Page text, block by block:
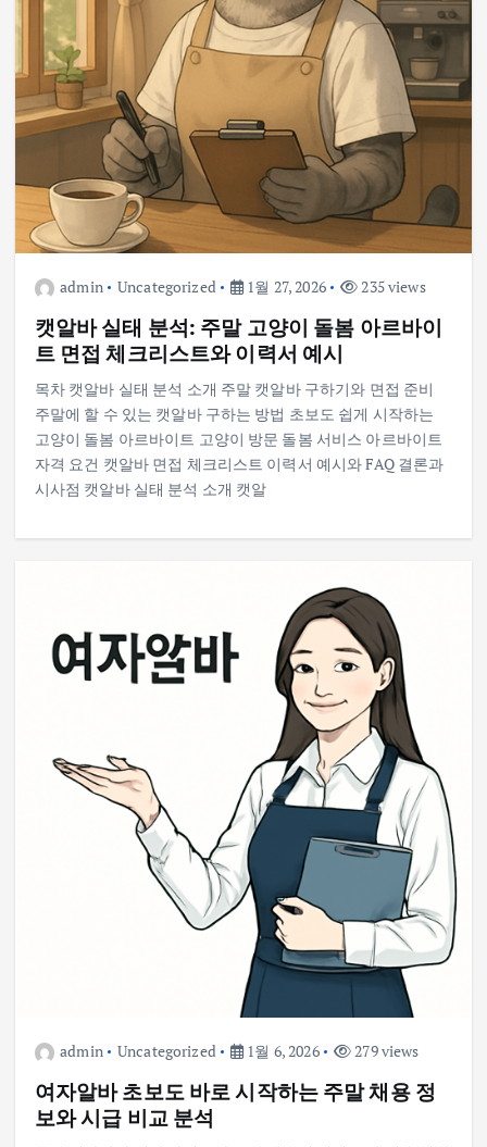
admin Uncategorized 1월 27, 2026 235 views
캣알바 실태 분석: 주말 고양이 돌봄 아르바이
트 면접 체크리스트와 이력서 예시
목차 캣알바 실태 분석 소개 주말 캣알바 구하기와 면접 준비
주말에 할 수 있는 캣알바 구하는 방법 초보도 쉽게 시작하는
고양이 돌봄 아르바이트 고양이 방문 돌봄 서비스 아르바이트
자격 요건 캣알바 면접 체크리스트 이력서 예시와 FAQ 결론과
시사점 캣알바 실태 분석 소개 캣알
admin Uncategorized 1월 6, 2026 279 views
여자알바 초보도 바로 시작하는 주말 채용 정
보와 시급 비교 분석